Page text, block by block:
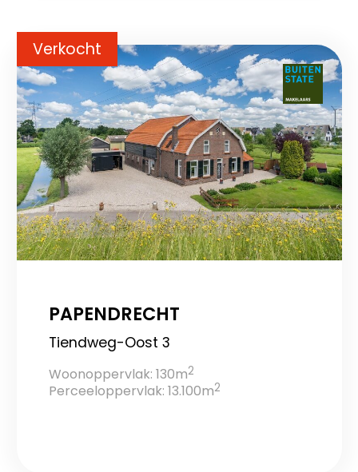
Verkocht
PAPENDRECHT
Tiendweg-Oost 3
Woonoppervlak: 130m2
Perceeloppervlak: 13.100m2